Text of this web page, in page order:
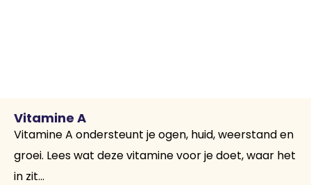
Vitamine A
Vitamine A ondersteunt je ogen, huid, weerstand en
groei. Lees wat deze vitamine voor je doet, waar het
in zit...